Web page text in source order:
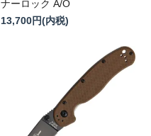
ナーロック A/O
13,700円(内税)